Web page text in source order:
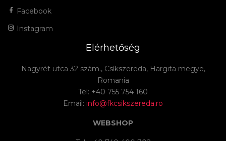
Facebook
Instagram
Elérhetőség
Nagyrét utca 32 szám., Csíkszereda, Hargita megye,
Romania
Tel: +40 755 754 160
Email: info@fkcsikszereda.ro
WEBSHOP